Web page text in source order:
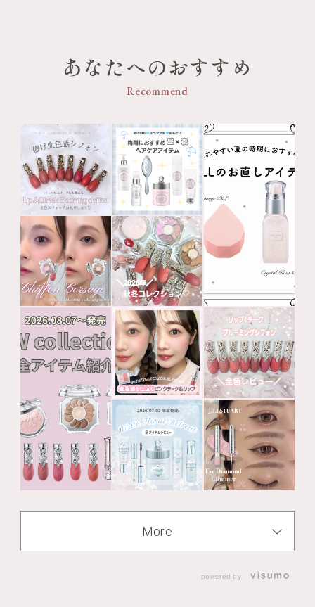
あなたへのおすすめ
Recommend
More
powered by